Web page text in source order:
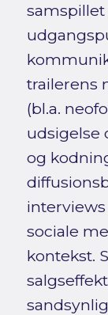
trailerens
(bl.a.
udsigelse
og
sociale
kontekst.